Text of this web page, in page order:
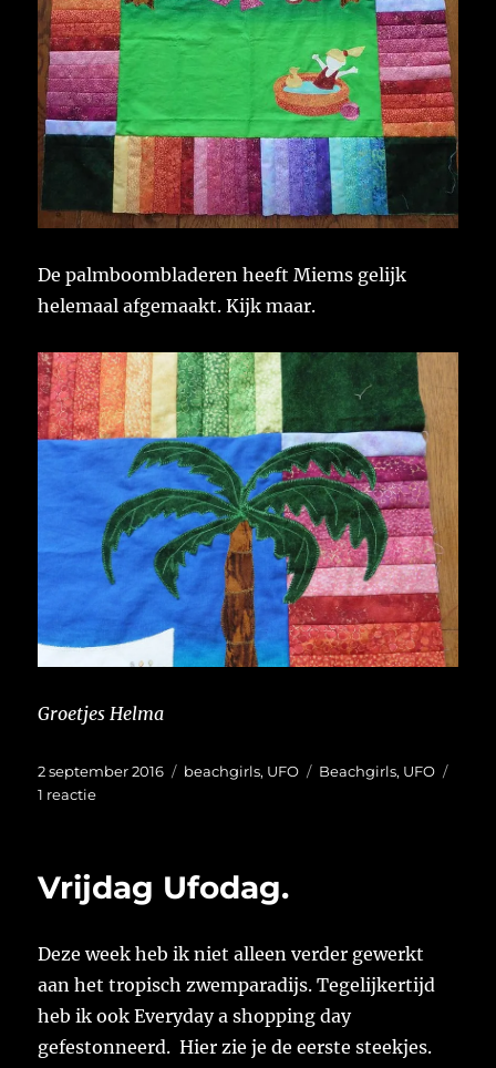
De palmboombladeren heeft Miems gelijk
helemaal afgemaakt. Kijk maar.
Groetjes Helma
Geplaatst
op
2 september 2016 Categorieën
beachgirls, UFO Tags
Beachgirls, UFO
1 reactieop
Vrijdag Ufodag.
Deze week heb ik niet alleen verder gewerkt
aan het tropisch zwemparadijs. Tegelijkertijd
heb ik ook Everyday a shopping day
gefestonneerd. Hier zie je de eerste steekjes.